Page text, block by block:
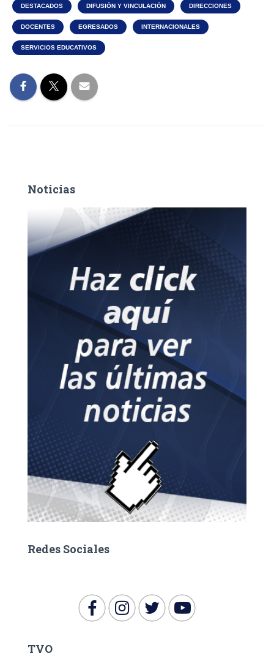
DESTACADOS DIFUSIÓN Y VINCULACIÓN DIRECCIONES
DOCENTES EGRESADOS INTERNACIONALES
SERVICIOS EDUCATIVOS
Noticias
Redes Sociales
TVO